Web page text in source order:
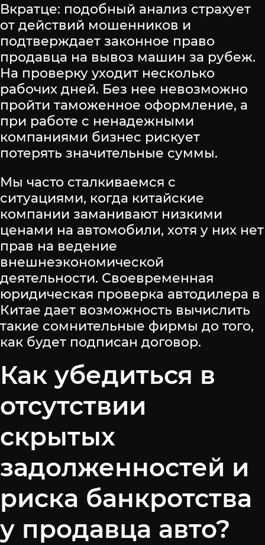
Вкратце: подобный анализ страхует
от действий мошенников и
подтверждает законное право
продавца на вывоз машин за рубеж.
На проверку уходит несколько
рабочих дней. Без нее невозможно
пройти таможенное оформление, а
при работе с ненадежными
компаниями бизнес рискует
потерять значительные суммы.
Мы часто сталкиваемся с
ситуациями, когда китайские
компании заманивают низкими
ценами на автомобили, хотя у них нет
прав на ведение
внешнеэкономической
деятельности. Своевременная
юридическая проверка автодилера в
Китае дает возможность вычислить
такие сомнительные фирмы до того,
как будет подписан договор.
Как убедиться в
отсутствии
скрытых
задолженностей и
риска банкротства
у продавца авто?